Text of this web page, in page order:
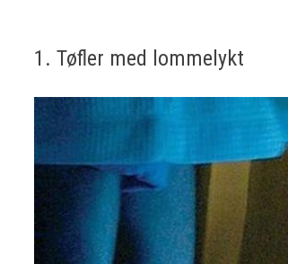
1. Tøfler med lommelykt